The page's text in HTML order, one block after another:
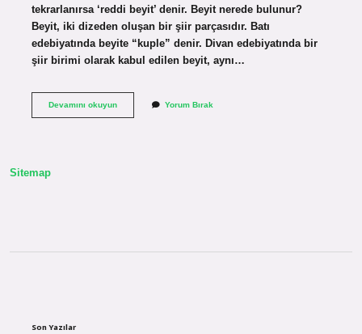
tekrarlanırsa ‘reddi beyit’ denir. Beyit nerede bulunur?
Beyit, iki dizeden oluşan bir şiir parçasıdır. Batı
edebiyatında beyite “kuple” denir. Divan edebiyatında bir
şiir birimi olarak kabul edilen beyit, aynı…
Devamını okuyunTaç
Yorum Bırak
Sitemap
Son Yazılar